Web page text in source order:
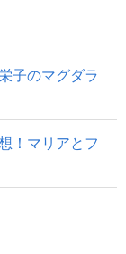
子のマグダラ
！マリアとフ